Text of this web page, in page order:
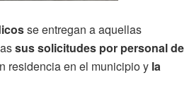
se entregan a aquellas
sus solicitudes por personal de
residencia en el municipio y la